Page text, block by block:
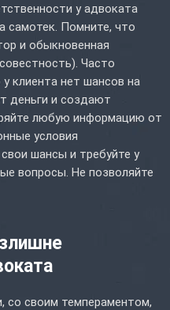
у адвоката
самотек. Помните, что
и обыкновенная
Часто
клиента нет шансов на
деньги и создают
любую информацию от
условия
шансы и требуйте у
вопросы. Не позволяйте
своим темпераментом,